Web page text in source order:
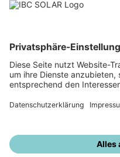
Dann registrieren Sie
Unsere weiteren
IBC SOLAR Webseite